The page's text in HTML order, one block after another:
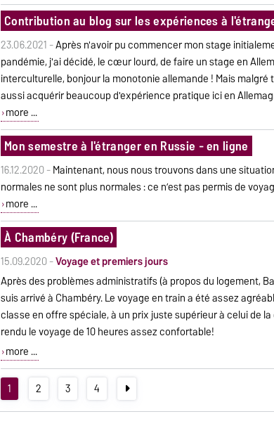
Contribution au blog sur les expériences à
23.06.2021 -Après n'avoir pu commencer mon stage
pandémie, j'ai décidé, le cœur lourd, de faire un stage en
interculturelle, bonjour la monotonie allemande ! Mais
aussi acquérir beaucoup d'expérience pratique ici en
more ...
Mon semestre à l'étranger en Russie - en ligne
16.12.2020 -Maintenant, nous nous trouvons dans une
normales ne sont plus normales : ce n’est pas permis de
more ...
À Chambéry (France)
15.09.2020 -Voyage et premiers jours
Après des problèmes administratifs (à propos du logement,
suis arrivé à Chambéry. Le voyage en train a été assez
classe en offre spéciale, à un prix juste supérieur à celui de
rendu le voyage de 10 heures assez confortable!
more ...
1 2 3 4